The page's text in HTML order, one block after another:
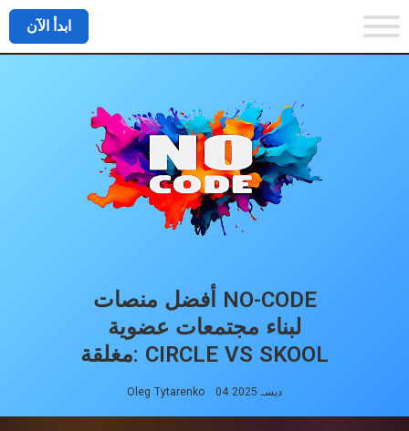
ابدأ الآن
أفضل منصات NO-CODE
لبناء مجتمعات عضوية
مغلقة: CIRCLE VS SKOOL
Oleg Tytarenko 04 ديسـ 2025